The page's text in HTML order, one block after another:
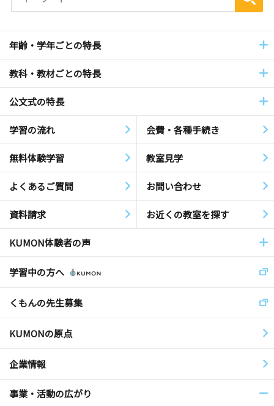
年齢・学年ごとの特長
教科・教材ごとの特長
公文式の特長
学習の流れ 会費・各種手続き
無料体験学習 教室見学
よくあるご質問 お問い合わせ
資料請求 お近くの教室を探す
KUMON体験者の声
学習中の方へ
くもんの先生募集
KUMONの原点
企業情報
事業・活動の広がり